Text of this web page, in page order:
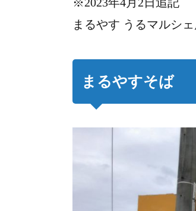
まるやす うるマルシ
まるやすそば